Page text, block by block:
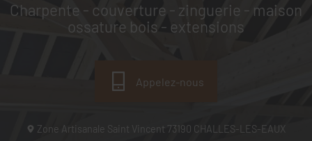
Charpente - couverture - zinguerie - maison
ossature bois - extensions
Zone Artisanale Saint Vincent 73190 CHALLES-LES-EAUX
Appelez-nous